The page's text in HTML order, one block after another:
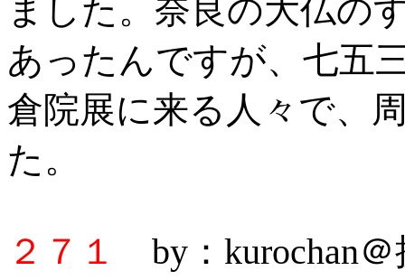
ました。奈良の大仏の
あったんですが、七五
倉院展に来る人々で、
た。
２７１
by：kurochan